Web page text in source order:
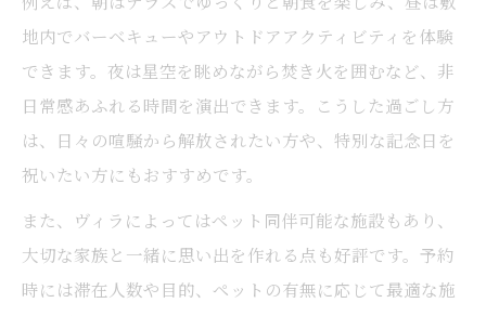
地内でバーベキューやアウトドアアクティビティを体験
できます。夜は星空を眺めながら焚き火を囲むなど、非
日常感あふれる時間を演出できます。こうした過ごし方
は、日々の喧騒から解放されたい方や、特別な記念日を
祝いたい方にもおすすめです。
また、ヴィラによってはペット同伴可能な施設もあり、
大切な家族と一緒に思い出を作れる点も好評です。予約
時には滞在人数や目的、ペットの有無に応じて最適な施